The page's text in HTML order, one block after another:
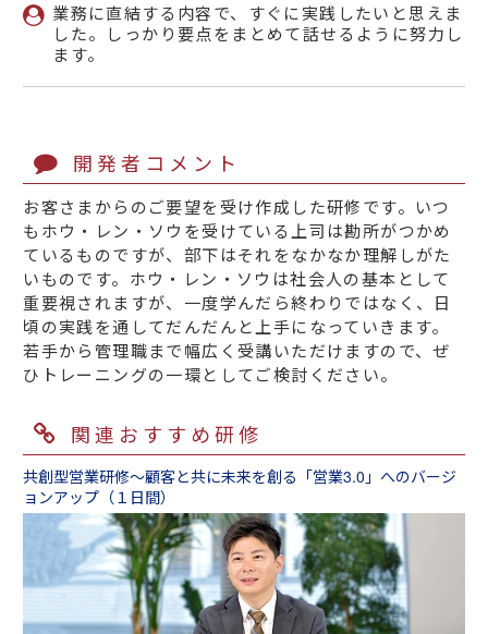
業務に直結する内容で、すぐに実践したいと思えま
した。しっかり要点をまとめて話せるように努力し
ます。
開発者コメント
お客さまからのご要望を受け作成した研修です。いつ
もホウ・レン・ソウを受けている上司は勘所がつかめ
ているものですが、部下はそれをなかなか理解しがた
いものです。ホウ・レン・ソウは社会人の基本として
重要視されますが、一度学んだら終わりではなく、日
頃の実践を通してだんだんと上手になっていきます。
若手から管理職まで幅広く受講いただけますので、ぜ
ひトレーニングの一環としてご検討ください。
関連おすすめ研修
共創型営業研修～顧客と共に未来を創る「営業3.0」へのバージ
ョンアップ（１日間）